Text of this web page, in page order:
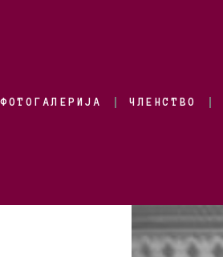
ФОТОГАЛЕРИЈА ЧЛЕНСТВО